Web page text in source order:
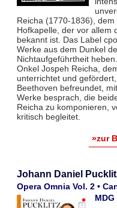
Reicha (1770-1836),
Hofkapelle, der vor allem
bekannt ist. Das Label
Werke aus dem Dunkel
Nichtaufgeführtheit
Onkel Jospeh Reicha,
unterrichtet und
Beethoven befreundet,
Werke besprach, die
Reicha zu komponieren,
kritisch begleitet.
»zur
Johann Daniel
Opera Omnia Vol. 2 •